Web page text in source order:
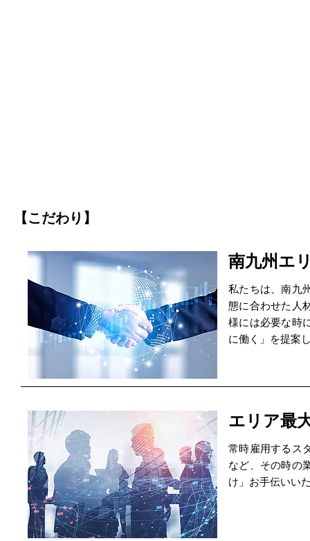
【こだわり】
南九州エ
私たちは、南九
態に合わせた人
様には必要な時
に働く」を提案
エリア最
常時雇用するス
など、その時の
け」お手伝いい